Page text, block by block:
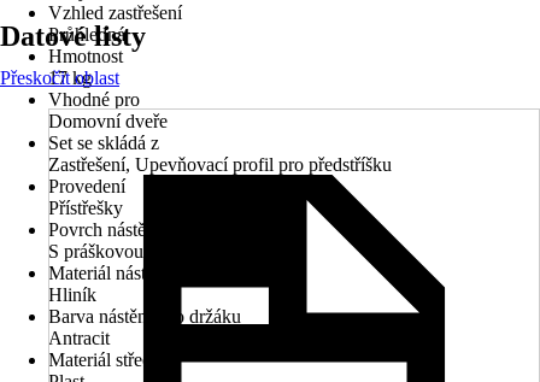
Vzhled zastřešení
Průhledná
Hmotnost
17 kg
Vhodné pro
Domovní dveře
Set se skládá z
Zastřešení, Upevňovací profil pro předstříšku
Provedení
Přístřešky
Povrch nástěnného držáku
S práškovou úpravou
Materiál nástěnného držáku
Hliník
Barva nástěnného držáku
Antracit
Materiál střechy
Datové listy
Přeskočit oblast